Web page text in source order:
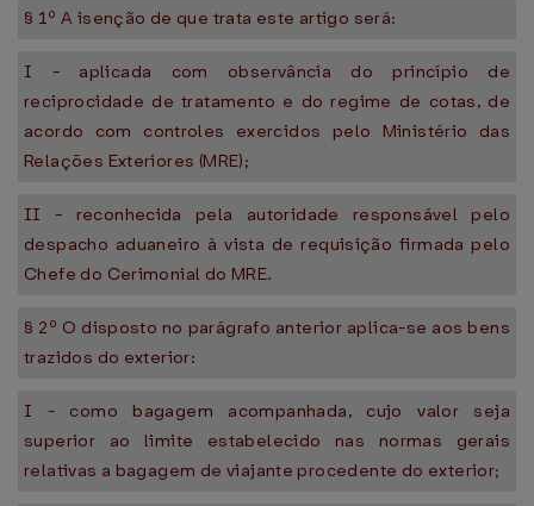
§ 1º A isenção de que trata este artigo será:
I - aplicada com observância do princípio de
reciprocidade de tratamento e do regime de cotas, de
acordo com controles exercidos pelo Ministério das
Relações Exteriores (MRE);
II - reconhecida pela autoridade responsável pelo
despacho aduaneiro à vista de requisição firmada pelo
Chefe do Cerimonial do MRE.
§ 2º O disposto no parágrafo anterior aplica-se aos bens
trazidos do exterior:
I - como bagagem acompanhada, cujo valor seja
superior ao limite estabelecido nas normas gerais
relativas a bagagem de viajante procedente do exterior;